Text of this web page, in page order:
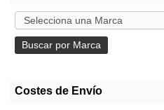
Costes de Envío